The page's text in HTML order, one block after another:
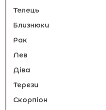
Телець
Близнюки
Рак
Лев
Діва
Терези
Скорпіон